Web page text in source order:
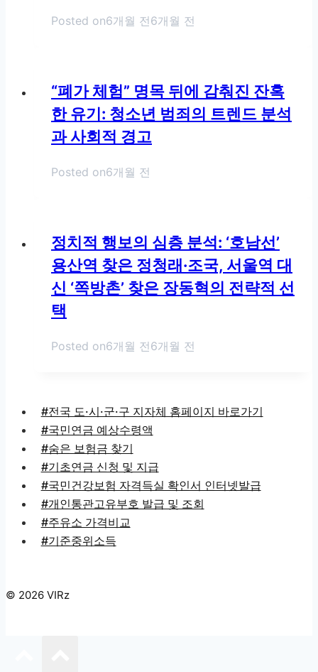
Posted on6개월 전6개월 전
“폐가 체험” 명목 뒤에 감춰진 잔혹
한 유기: 청소년 범죄의 트렌드 분석
과 사회적 경고
Posted on6개월 전
정치적 행보의 심층 분석: ‘호남선’
용산역 찾은 정청래·조국, 서울역 대
신 ‘쪽방촌’ 찾은 장동혁의 전략적 선
택
Posted on6개월 전6개월 전
#전국 도·시·군·구 지자체 홈페이지 바로가기
#국민연금 예상수령액
#숨은 보험금 찾기
#기초연금 신청 및 지급
#국민건강보험 자격득실 확인서 인터넷발급
#개인통관고유부호 발급 및 조회
#주유소 가격비교
#기준중위소득
© 2026 VIRz